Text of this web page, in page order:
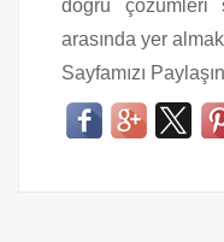
doğru çözümleri
arasında yer
Sayfamızı Paylaşın